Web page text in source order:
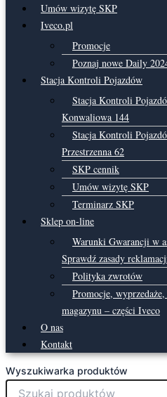
Umów wizytę SKP
Iveco.pl
Promocje
Poznaj nowe Daily
Stacja Kontroli Pojazdów
Stacja Kontroli
Konwaliowa 144
Stacja Kontroli
Przestrzenna 62
SKP cennik
Umów wizytę SKP
Terminarz SKP
Sklep on-line
Warunki Gwarancji w
Sprawdź zasady
Polityka zwrotów
Promocje, wyprzedaże,
magazynu – części Iveco
O nas
Kontakt
Wyszukiwarka produktów